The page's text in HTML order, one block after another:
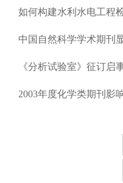
如何构建水利水电工程
中国自然科学学术期
《分析试验室》征订启
2003年度化学类期刊影